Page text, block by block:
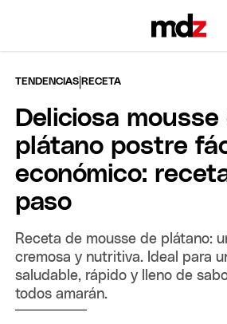
TENDENCIAS |RECETA
Deliciosa mousse
plátano postre
económico:
paso
Receta de mousse de plátano:
cremosa y nutritiva. Ideal para
saludable, rápido y lleno de
todos amarán.